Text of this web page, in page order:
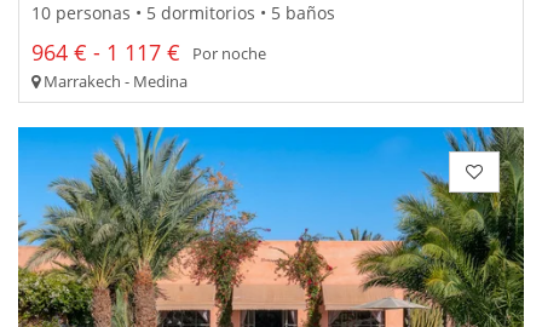
10 personas • 5 dormitorios • 5 baños
964 € - 1 117 €
Por noche
Marrakech - Medina